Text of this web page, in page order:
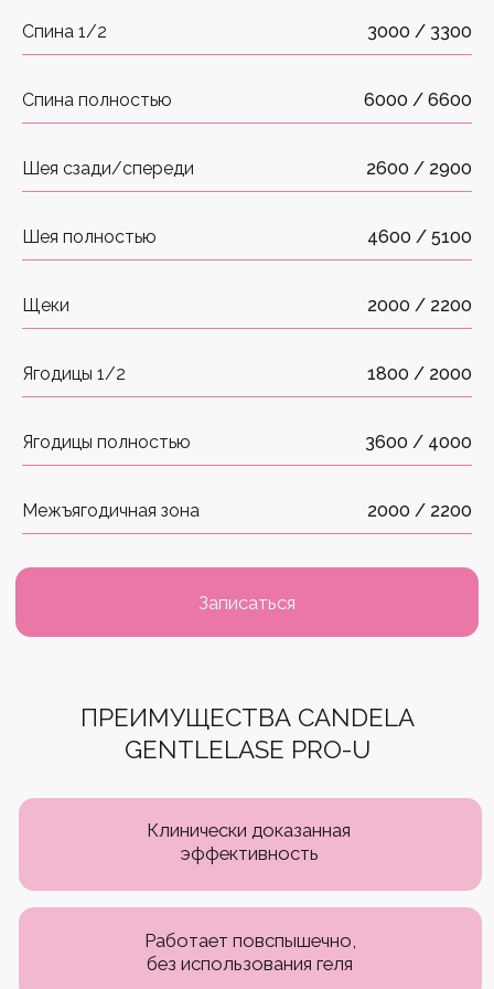
Спина 1/2 3000 / 3300
Спина полностью 6000 / 6600
Шея сзади/спереди 2600 / 2900
Шея полностью 4600 / 5100
Щеки 2000 / 2200
Ягодицы 1/2 1800 / 2000
Ягодицы полностью 3600 / 4000
Межъягодичная зона 2000 / 2200
эпиляции, на которой мы:
Подберем подходящий лазер;
Спрогнозируем длительность
Расскажем о подготовке к процедуре;
Выберем самый выгодный комплекс.
Записаться
МЫ В СОЦСЕТЯХ
г. Зеленоград, Георгиевский пр., 33, корп. 6
+7 (499) 460-65-41
Онлайн-запись